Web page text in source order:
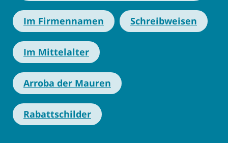
Im Firmennamen Schreibweisen
Im Mittelalter
Arroba der Mauren
Rabattschilder